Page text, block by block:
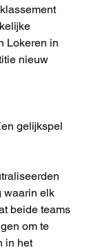
Lokeren in
nieuw
gelijkspel
waarin elk
beide teams
om te
in het